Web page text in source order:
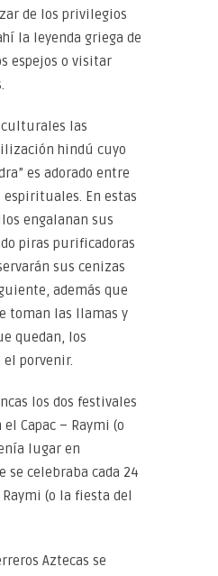
de los privilegios
la leyenda griega de
espejos o visitar
las
hindú cuyo
es adorado entre
En estas
engalanan sus
piras purificadoras
sus cenizas
además que
toman las llamas y
quedan, los
porvenir.
los dos festivales
Capac – Raymi (o
lugar en
se celebraba cada 24
(o la fiesta del
Aztecas se